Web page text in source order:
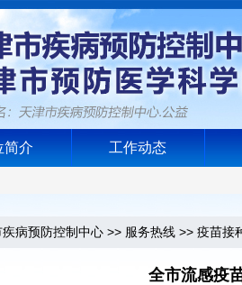
简介 工作动态
疾病预防控制中心 >> 服务热线 >> 疫苗接
全市流感疫